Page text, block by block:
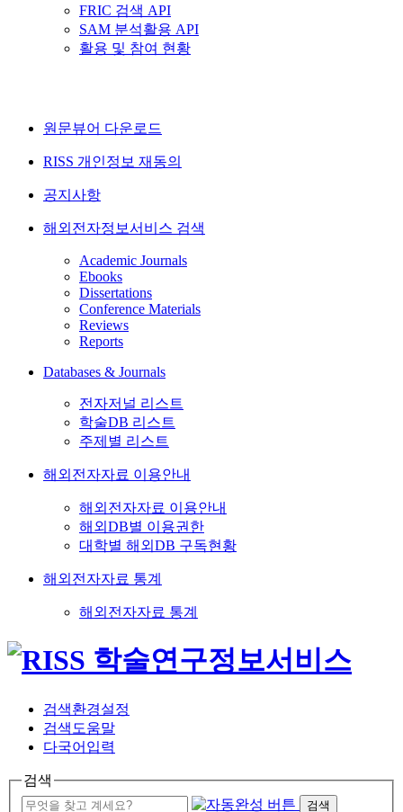
FRIC 검색 API
SAM 분석활용 API
활용 및 참여 현황
원문뷰어 다운로드
RISS 개인정보 재동의
공지사항
해외전자정보서비스 검색
Academic Journals
Ebooks
Dissertations
Conference Materials
Reviews
Reports
Databases & Journals
전자저널 리스트
학술DB 리스트
주제별 리스트
해외전자자료 이용안내
해외전자자료 이용안내
해외DB별 이용권한
대학별 해외DB 구독현황
해외전자자료 통계
해외전자자료 통계
검색환경설정
검색도움말
다국어입력
검색
검색